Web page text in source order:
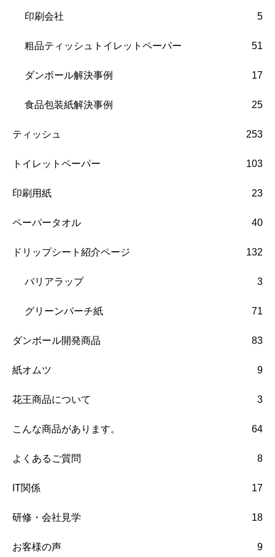
印刷会社 5
粗品ティッシュトイレットペーパー 51
ダンボール解決事例 17
食品包装紙解決事例 25
ティッシュ 253
トイレットペーパー 103
印刷用紙 23
ペーパータオル 40
ドリップシート紹介ページ 132
バリアラップ 3
グリーンパーチ紙 71
ダンボール開発商品 83
紙オムツ 9
花王商品について 3
こんな商品があります。 64
よくあるご質問 8
IT関係 17
研修・会社見学 18
お客様の声 9